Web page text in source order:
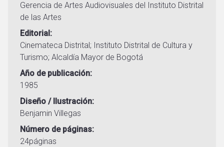
Gerencia de Artes Audiovisuales del Instituto Distrital
de las Artes
Editorial
Cinemateca Distrital; Instituto Distrital de Cultura y
Turismo; Alcaldía Mayor de Bogotá
Año de publicación
1985
Diseño / Ilustración
Benjamin Villegas
Número de páginas
24páginas